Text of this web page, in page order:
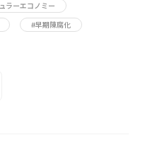
ラーエコノミー
#早期陳腐化